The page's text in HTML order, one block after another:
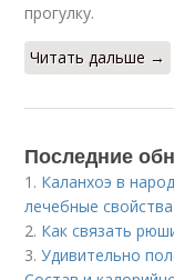
прогулку.
Читать дальше →
Последние
1. Каланхоэ в
лечебные свойства
2. Как связать
3.Удивительно